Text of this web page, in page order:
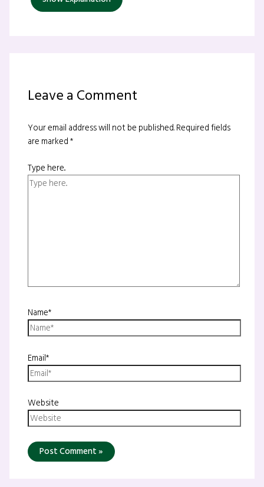
Leave a Comment
Your email address will not be published.Required fields
are marked*
Type here..
Name*
Email*
Website